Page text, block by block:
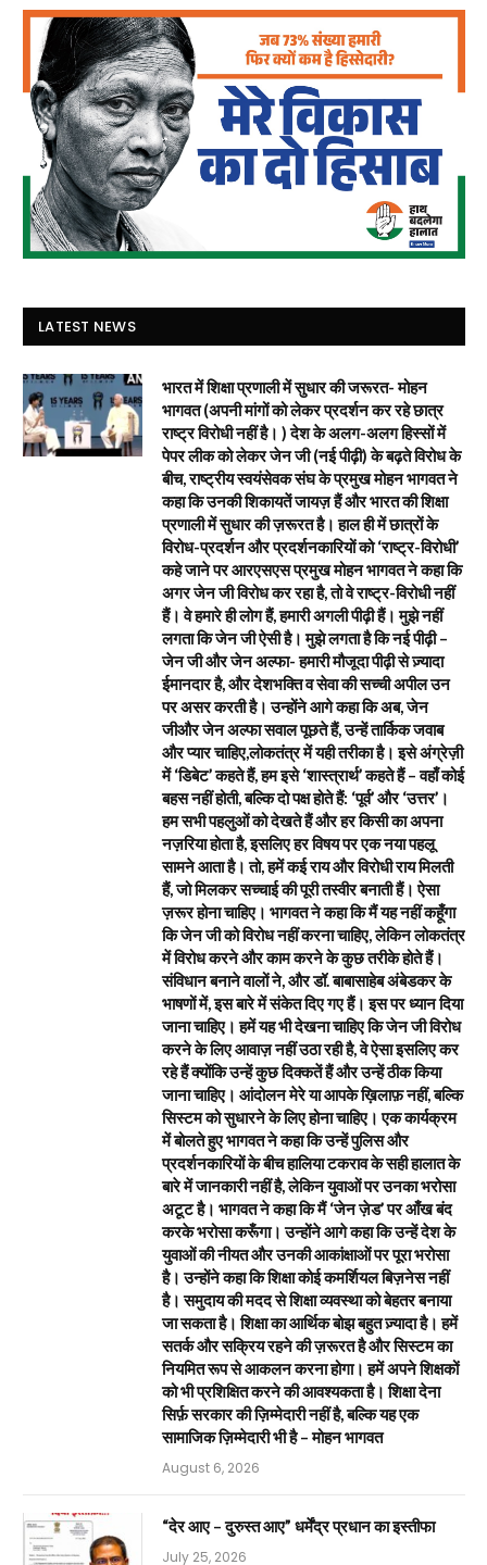
LATEST NEWS
भारत में शिक्षा प्रणाली में सुधार की जरूरत- मोहन
भागवत (अपनी मांगों को लेकर प्रदर्शन कर रहे छात्र
राष्ट्र विरोधी नहीं है। ) देश के अलग-अलग हिस्सों में
पेपर लीक को लेकर जेन जी (नई पीढ़ी) के बढ़ते विरोध के
बीच, राष्ट्रीय स्वयंसेवक संघ के प्रमुख मोहन भागवत ने
कहा कि उनकी शिकायतें जायज़ हैं और भारत की शिक्षा
प्रणाली में सुधार की ज़रूरत है। हाल ही में छात्रों के
विरोध-प्रदर्शन और प्रदर्शनकारियों को ‘राष्ट्र-विरोधी’
कहे जाने पर आरएसएस प्रमुख मोहन भागवत ने कहा कि
अगर जेन जी विरोध कर रहा है, तो वे राष्ट्र-विरोधी नहीं
हैं। वे हमारे ही लोग हैं, हमारी अगली पीढ़ी हैं। मुझे नहीं
लगता कि जेन जी ऐसी है। मुझे लगता है कि नई पीढ़ी –
जेन जी और जेन अल्फा- हमारी मौजूदा पीढ़ी से ज़्यादा
ईमानदार है, और देशभक्ति व सेवा की सच्ची अपील उन
पर असर करती है। उन्होंने आगे कहा कि अब, जेन
जीऔर जेन अल्फा सवाल पूछते हैं, उन्हें तार्किक जवाब
और प्यार चाहिए,लोकतंत्र में यही तरीका है। इसे अंग्रेज़ी
में ‘डिबेट’ कहते हैं, हम इसे ‘शास्त्रार्थ’ कहते हैं – वहाँ कोई
बहस नहीं होती, बल्कि दो पक्ष होते हैं: ‘पूर्व’ और ‘उत्तर’।
हम सभी पहलुओं को देखते हैं और हर किसी का अपना
नज़रिया होता है, इसलिए हर विषय पर एक नया पहलू
सामने आता है। तो, हमें कई राय और विरोधी राय मिलती
हैं, जो मिलकर सच्चाई की पूरी तस्वीर बनाती हैं। ऐसा
ज़रूर होना चाहिए। भागवत ने कहा कि मैं यह नहीं कहूँगा
कि जेन जी को विरोध नहीं करना चाहिए, लेकिन लोकतंत्र
में विरोध करने और काम करने के कुछ तरीके होते हैं।
संविधान बनाने वालों ने, और डॉ. बाबासाहेब अंबेडकर के
भाषणों में, इस बारे में संकेत दिए गए हैं। इस पर ध्यान दिया
जाना चाहिए। हमें यह भी देखना चाहिए कि जेन जी विरोध
करने के लिए आवाज़ नहीं उठा रही है, वे ऐसा इसलिए कर
रहे हैं क्योंकि उन्हें कुछ दिक्कतें हैं और उन्हें ठीक किया
जाना चाहिए। आंदोलन मेरे या आपके ख़िलाफ़ नहीं, बल्कि
सिस्टम को सुधारने के लिए होना चाहिए। एक कार्यक्रम
में बोलते हुए भागवत ने कहा कि उन्हें पुलिस और
प्रदर्शनकारियों के बीच हालिया टकराव के सही हालात के
बारे में जानकारी नहीं है, लेकिन युवाओं पर उनका भरोसा
अटूट है। भागवत ने कहा कि मैं ‘जेन ज़ेड’ पर आँख बंद
करके भरोसा करूँगा। उन्होंने आगे कहा कि उन्हें देश के
युवाओं की नीयत और उनकी आकांक्षाओं पर पूरा भरोसा
है। उन्होंने कहा कि शिक्षा कोई कमर्शियल बिज़नेस नहीं
है। समुदाय की मदद से शिक्षा व्यवस्था को बेहतर बनाया
जा सकता है। शिक्षा का आर्थिक बोझ बहुत ज़्यादा है। हमें
सतर्क और सक्रिय रहने की ज़रूरत है और सिस्टम का
नियमित रूप से आकलन करना होगा। हमें अपने शिक्षकों
को भी प्रशिक्षित करने की आवश्यकता है। शिक्षा देना
सिर्फ़ सरकार की ज़िम्मेदारी नहीं है, बल्कि यह एक
सामाजिक ज़िम्मेदारी भी है – मोहन भागवत
August 6, 2026
“देर आए – दुरुस्त आए” धर्मेंद्र प्रधान का इस्तीफा
July 25, 2026